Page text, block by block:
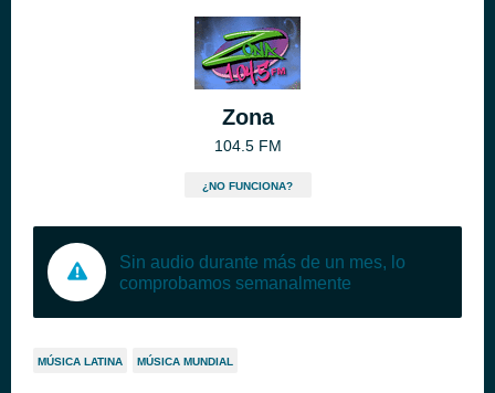
Zona
104.5 FM
¿NO FUNCIONA?
Sin audio durante más de un mes, lo
comprobamos semanalmente
MÚSICA LATINA MÚSICA MUNDIAL